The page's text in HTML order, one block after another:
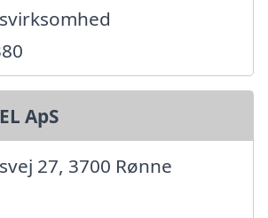
ApS
27, 3700 Rønne